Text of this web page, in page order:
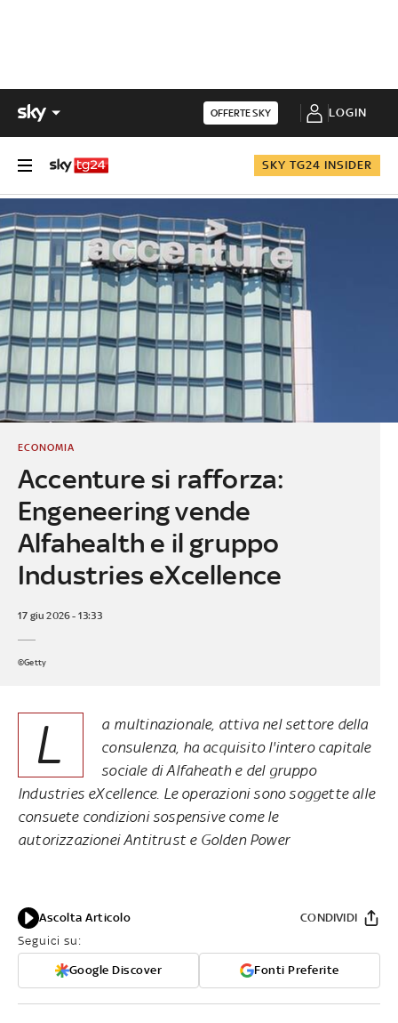
OFFERTE SKY LOGIN
SKY TG24 INSIDER
Accenture si rafforza:
Engeneering vende
Alfahealth e il gruppo
Industries eXcellence
ECONOMIA
17 giu 2026 - 13:33
©Getty
L
a multinazionale, attiva nel settore della
consulenza, ha acquisito l'intero capitale
sociale di Alfaheath e del gruppo
Industries eXcellence. Le operazioni sono soggette alle
consuete condizioni sospensive come le
autorizzazionei Antitrust e Golden Power
Ascolta Articolo
Seguici su:
Google Discover Fonti Preferite
CONDIVIDI